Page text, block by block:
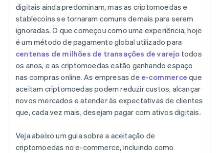
digitais ainda predominam, mas as criptomoedas e
stablecoins se tornaram comuns demais para serem
ignoradas. O que começou como uma experiência, hoje
é um método de pagamento global utilizado para
centenas de milhões de transações de varejo todos
os anos, e as criptomoedas estão ganhando espaço
nas compras online. As empresas de e-commerce que
aceitam criptomoedas podem reduzir custos, alcançar
novos mercados e atender às expectativas de clientes
que, cada vez mais, desejam pagar com ativos digitais.
Veja abaixo um guia sobre a aceitação de
criptomoedas no e-commerce, incluindo como